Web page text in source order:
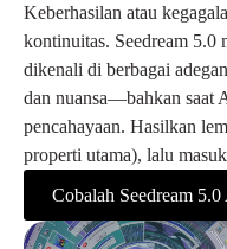
Keberhasilan atau
kontinuitas. Seedream 5.0
dikenali di berbagai
dan nuansa—bahkan saat
pencahayaan. Hasilkan
properti utama), lalu
Cobalah Seedream